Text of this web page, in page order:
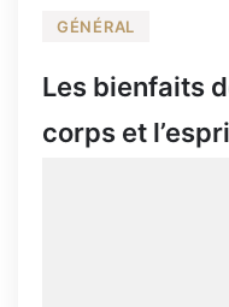
GÉNÉRAL
Les bienfaits
corps et